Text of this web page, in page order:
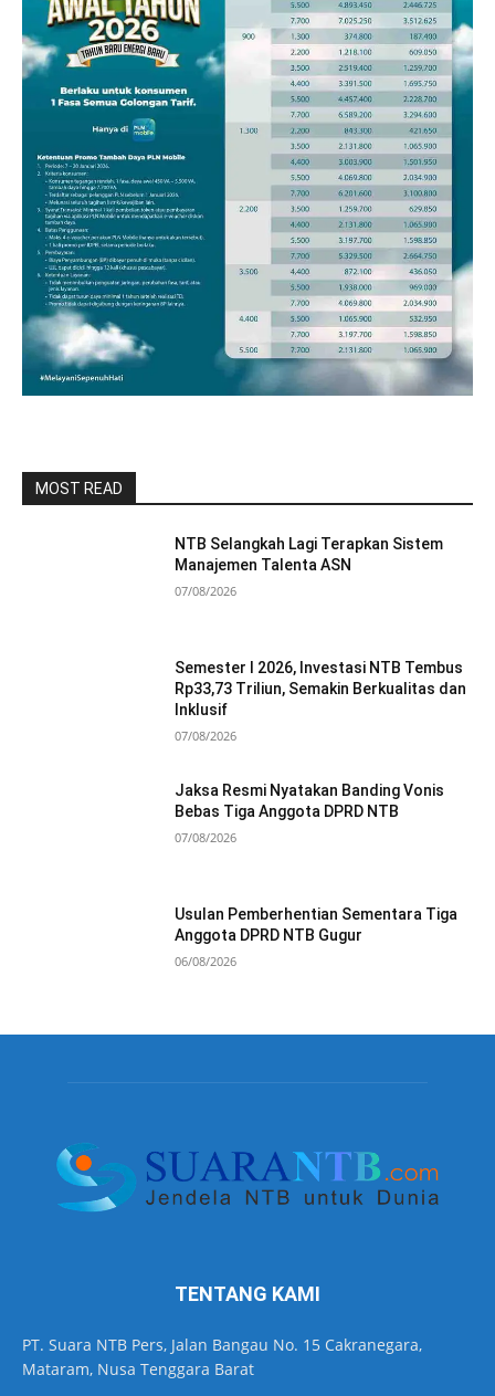
MOST READ
NTB Selangkah Lagi Terapkan Sistem
Manajemen Talenta ASN
07/08/2026
Semester I 2026, Investasi NTB Tembus
Rp33,73 Triliun, Semakin Berkualitas dan
Inklusif
07/08/2026
Jaksa Resmi Nyatakan Banding Vonis
Bebas Tiga Anggota DPRD NTB
07/08/2026
Usulan Pemberhentian Sementara Tiga
Anggota DPRD NTB Gugur
06/08/2026
TENTANG KAMI
PT. Suara NTB Pers, Jalan Bangau No. 15 Cakranegara,
Mataram, Nusa Tenggara Barat